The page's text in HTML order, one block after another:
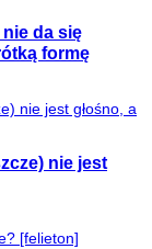
da się
formę
nie jest